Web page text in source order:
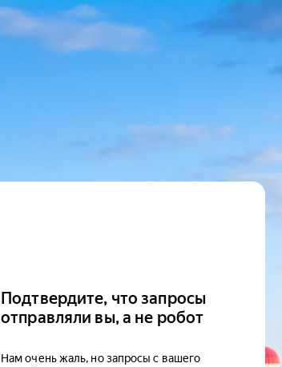
Подтвердите, что запросы
отправляли вы, а не робот
Нам очень жаль, но запросы с вашего